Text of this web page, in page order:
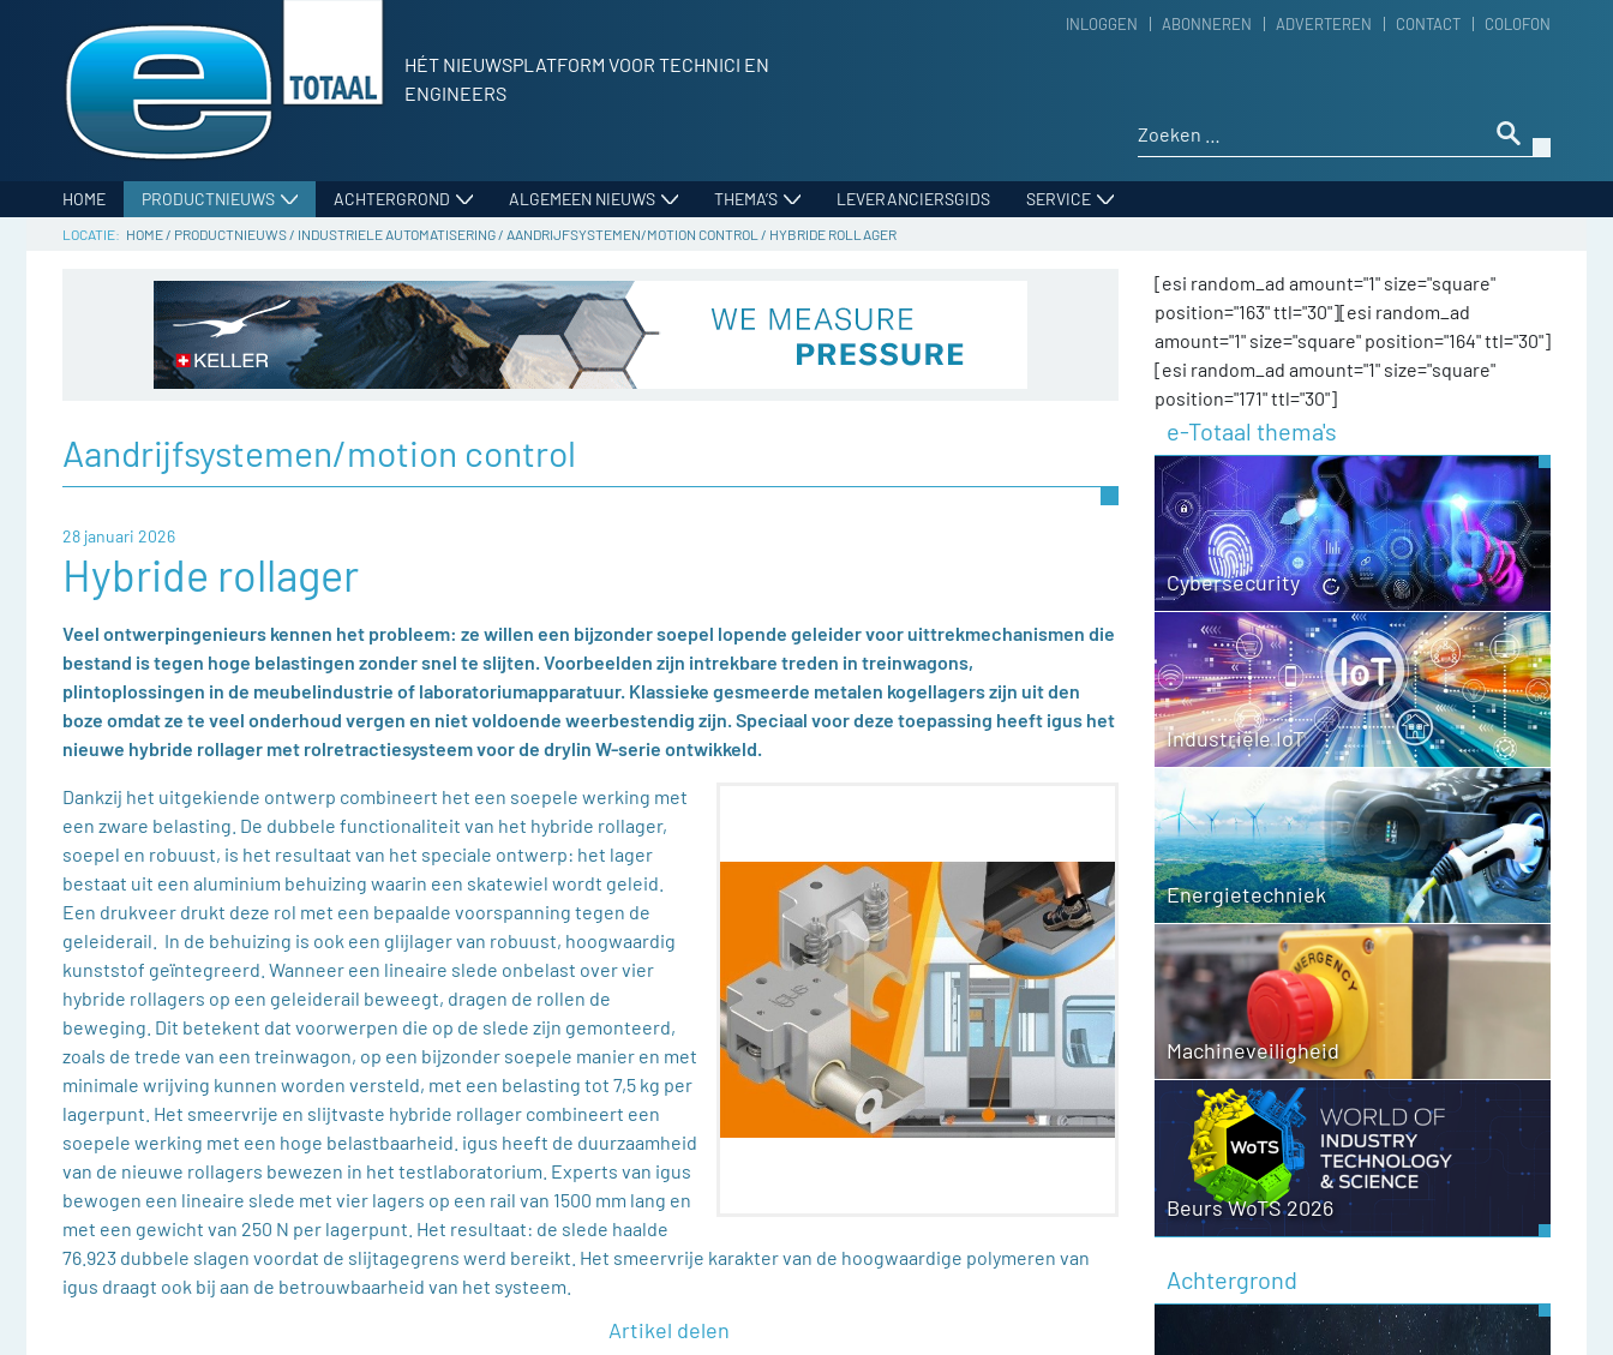
HÉT NIEUWSPLATFORM VOOR TECHNICI EN
ENGINEERS
INLOGGEN ABONNEREN ADVERTEREN CONTACT COLOFON
HOME PRODUCTNIEUWS ACHTERGROND ALGEMEEN NIEUWS THEMA’S LEVERANCIERSGIDS SERVICE
HOME/ PRODUCTNIEUWS/ INDUSTRIELE AUTOMATISERING/ AANDRIJFSYSTEMEN/MOTION CONTROL / HYBRIDE ROLLAGER
Aandrijfsystemen/motion control
28 januari 2026
Hybride rollager
Veel ontwerpingenieurs kennen het probleem: ze willen een bijzonder soepel lopende geleider voor uittrekmechanismen die
bestand is tegen hoge belastingen zonder snel te slijten. Voorbeelden zijn intrekbare treden in treinwagons,
plintoplossingen in de meubelindustrie of laboratoriumapparatuur. Klassieke gesmeerde metalen kogellagers zijn uit den
boze omdat ze te veel onderhoud vergen en niet voldoende weerbestendig zijn. Speciaal voor deze toepassing heeft igus het
nieuwe hybride rollager met rolretractiesysteem voor de drylin W-serie ontwikkeld.
Dankzij het uitgekiende ontwerp combineert het een soepele werking met
een zware belasting. De dubbele functionaliteit van het hybride rollager,
soepel en robuust, is het resultaat van het speciale ontwerp: het lager
bestaat uit een aluminium behuizing waarin een skatewiel wordt geleid.
Een drukveer drukt deze rol met een bepaalde voorspanning tegen de
geleiderail. ​ In de behuizing is ook een glijlager van robuust, hoogwaardig
kunststof geïntegreerd. Wanneer een lineaire slede onbelast over vier
hybride rollagers op een geleiderail beweegt, dragen de rollen de
beweging. Dit betekent dat voorwerpen die op de slede zijn gemonteerd,
zoals de trede van een treinwagon, op een bijzonder soepele manier en met
minimale wrijving kunnen worden versteld, met een belasting tot 7,5 kg per
lagerpunt. Het smeervrije en slijtvaste hybride rollager combineert een
soepele werking met een hoge belastbaarheid. igus heeft de duurzaamheid
van de nieuwe rollagers bewezen in het testlaboratorium. Experts van igus
bewogen een lineaire slede met vier lagers op een rail van 1500 mm lang en
met een gewicht van 250 N per lagerpunt. Het resultaat: de slede haalde
76.923 dubbele slagen voordat de slijtagegrens werd bereikt. Het smeervrije karakter van de hoogwaardige polymeren van
igus draagt ook bij aan de betrouwbaarheid van het systeem.
Artikel delen
[esi random_ad amount="1" size="square"
position="163" ttl="30"][esi random_ad
amount="1" size="square" position="164" ttl="30"]
[esi random_ad amount="1" size="square"
position="171" ttl="30"]
e-Totaal thema's
Cybersecurity
Industriële IoT
Energietechniek
Machineveiligheid
Beurs WoTS 2026
Achtergrond